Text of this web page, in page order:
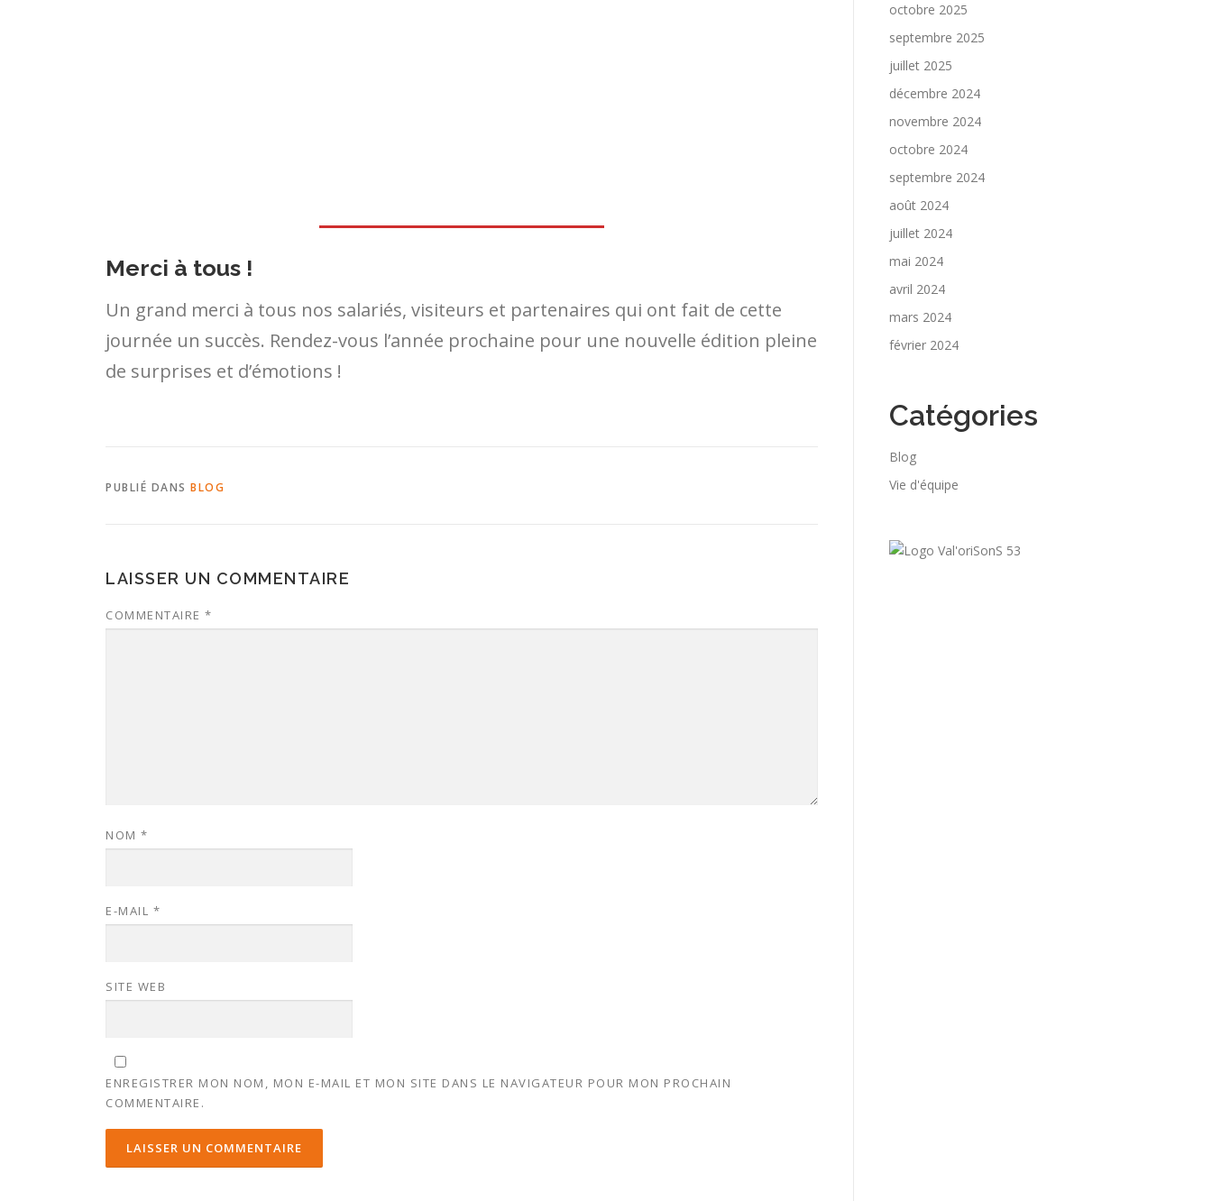
Merci à tous !
Un grand merci à tous nos salariés, visiteurs et partenaires qui ont fait de cette
journée un succès. Rendez-vous l’année prochaine pour une nouvelle édition pleine
de surprises et d’émotions !
PUBLIÉ DANS BLOG
LAISSER UN COMMENTAIRE
COMMENTAIRE *
NOM *
E-MAIL *
SITE WEB
ENREGISTRER MON NOM, MON E-MAIL ET MON SITE DANS LE NAVIGATEUR POUR MON PROCHAIN
COMMENTAIRE.
octobre 2025
septembre 2025
juillet 2025
décembre 2024
novembre 2024
octobre 2024
septembre 2024
août 2024
juillet 2024
mai 2024
avril 2024
mars 2024
février 2024
Catégories
Blog
Vie d'équipe